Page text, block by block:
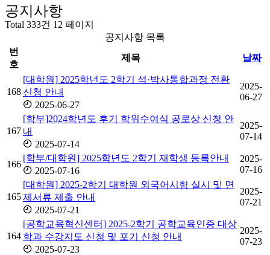
공지사항
Total 333건 12 페이지
공지사항 목록
번
호
제목 날짜
168
[대학원] 2025학년도 2학기 석·박사통합과정 전환
신청 안내
2025-06-27
2025-
06-27
167
[학부]2024학년도 후기 학위수여식 공로상 신청 안
내
2025-07-14
2025-
07-14
166
[학부/대학원] 2025학년도 2학기 재학생 등록안내
2025-07-16
2025-
07-16
165
[대학원] 2025-2학기 대학원 외국어시험 실시 및 면
제서류 제출 안내
2025-07-21
2025-
07-21
164
[공학교육혁신센터] 2025-2학기 공학교육인증 대상
학과 수강지도 신청 및 포기 신청 안내
2025-07-23
2025-
07-23